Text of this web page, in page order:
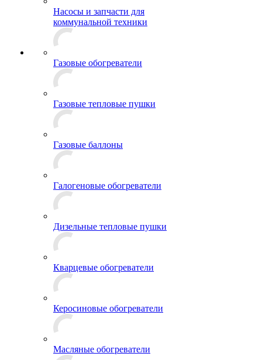
Насосы и запчасти для
коммунальной техники
Газовые обогреватели
Газовые тепловые пушки
Газовые баллоны
Галогеновые обогреватели
Дизельные тепловые пушки
Кварцевые обогреватели
Керосиновые обогреватели
Масляные обогреватели